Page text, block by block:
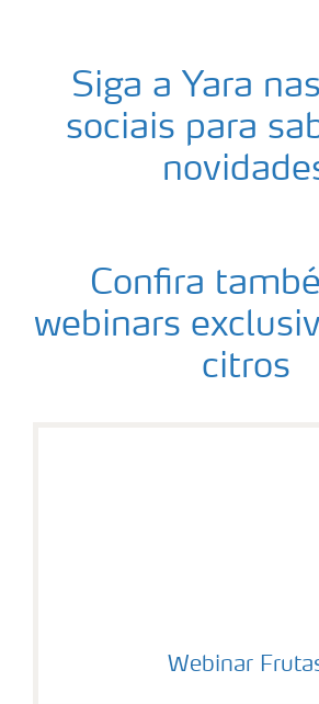
Siga a Yara
sociais para
Confira
webinars
citros
Webinar